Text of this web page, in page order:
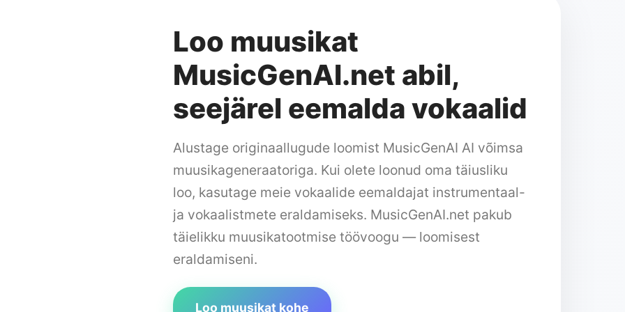
Loo muusikat
MusicGenAI.net abil,
seejärel eemalda vokaalid
Alustage originaallugude loomist MusicGenAI AI võimsa
muusikageneraatoriga. Kui olete loonud oma täiusliku
loo, kasutage meie vokaalide eemaldajat instrumentaal-
ja vokaalistmete eraldamiseks. MusicGenAI.net pakub
täielikku muusikatootmise töövoogu — loomisest
eraldamiseni.
Loo muusikat kohe
tehisintellektiga muusikageneraator
Sisestage oma muusikapala idee...